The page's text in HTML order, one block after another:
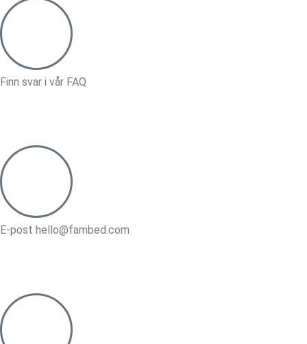
Finn svar i vår FAQ
E-post hello@fambed.com